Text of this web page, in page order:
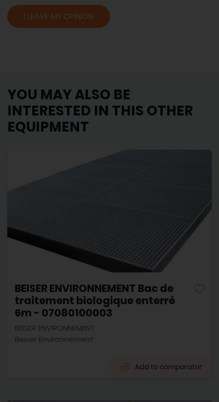
I LEAVE MY OPINION
YOU MAY ALSO BE
INTERESTED IN THIS OTHER
EQUIPMENT
BEISER ENVIRONNEMENT Bac de
traitement biologique enterré
6m - 07080100003
BEISER ENVIRONNEMENT
Beiser Environnement
Add to comparator